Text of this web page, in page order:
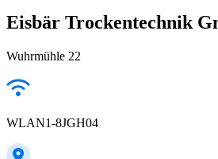
Eisbär Trockentechnik
Wuhrmühle 22
WLAN1-8JGH04